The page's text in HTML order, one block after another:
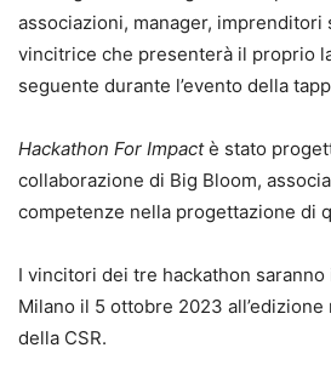
associazioni, manager, imprenditori
vincitrice che presenterà il proprio
seguente durante l’evento della
Hackathon For Impactè stato
collaborazione di Big Bloom,
competenze nella progettazione di
I vincitori dei tre hackathon
Milano il 5 ottobre 2023
della CSR.